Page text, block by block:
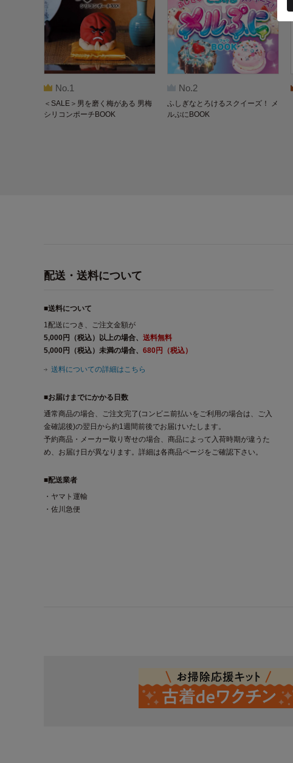
No.1
＜SALE＞男を磨く梅がある 男梅
シリコンポーチBOOK
No.2
ふしぎなとろけるスクイーズ！ メ
ルぷにBOOK
配送・送料について
■送料について
1配送につき、ご注文金額が
5,000円（税込）以上の場合、 送料無料
5,000円（税込）未満の場合、 680円（税込）
送料についての詳細はこちら
■お届けまでにかかる日数
通常商品の場合、ご注文完了(コンビニ前払いをご利用の場合は、ご入
金確認後)の翌日から約1週間前後でお届けいたします。
予約商品・メーカー取り寄せの場合、商品によって入荷時期が違うた
め、お届け日が異なります。詳細は各商品ページをご確認下さい。
■配送業者
・ヤマト運輸
・佐川急便